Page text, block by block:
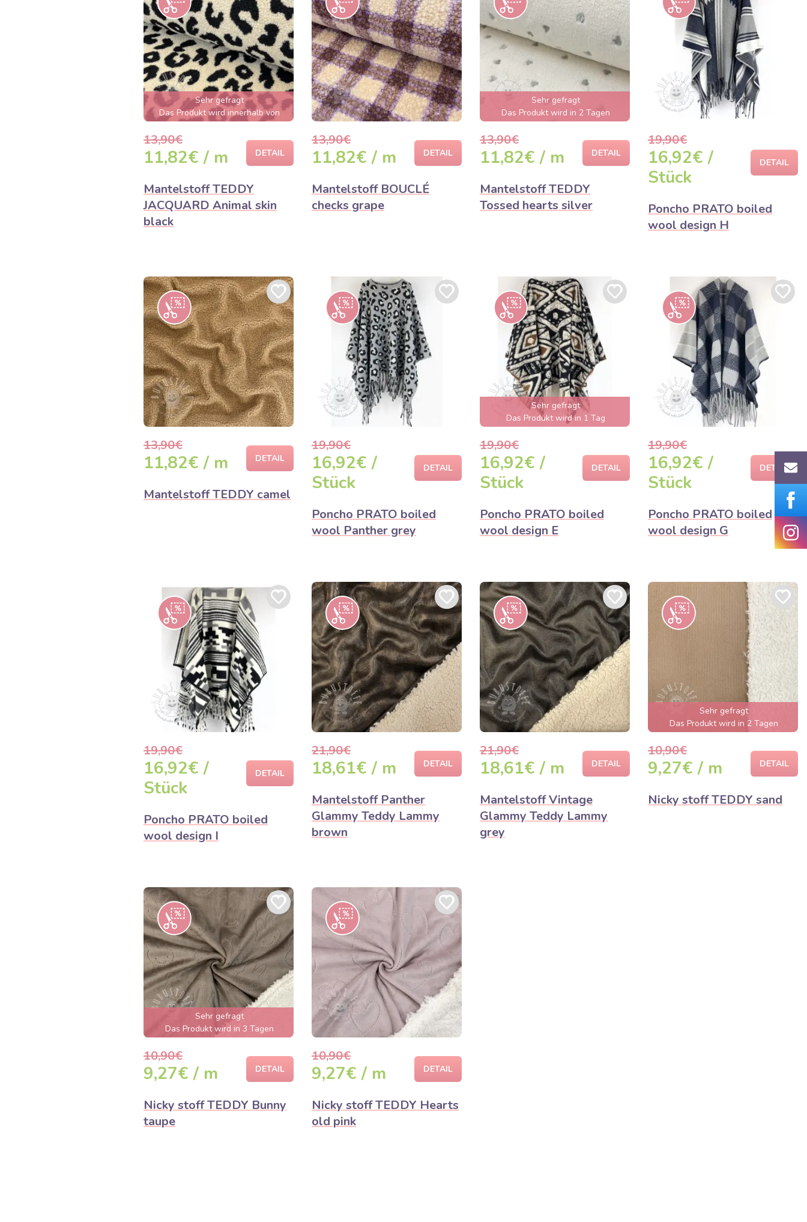
Sehr gefragt
Das Produkt wird innerhalb von
wenigen Stunden ausverkauft sein
13,90€
11,82€ / m DETAIL
Mantelstoff TEDDY
JACQUARD Animal skin
black
13,90€
11,82€ / m DETAIL
Mantelstoff BOUCLÉ
checks grape
Sehr gefragt
Das Produkt wird in 2 Tagen
ausverkauft sein
13,90€
11,82€ / m DETAIL
Mantelstoff TEDDY
Tossed hearts silver
19,90€
16,92€ /
Stück
DETAIL
Poncho PRATO boiled
wool design H
13,90€
11,82€ / m DETAIL
Mantelstoff TEDDY camel
19,90€
16,92€ /
Stück
DETAIL
Poncho PRATO boiled
wool Panther grey
Sehr gefragt
Das Produkt wird in 1 Tag
ausverkauft sein
19,90€
16,92€ /
Stück
DETAIL
Poncho PRATO boiled
wool design E
19,90€
16,92€ /
Stück
DETAIL
Poncho PRATO boiled
wool design G
19,90€
16,92€ /
Stück
DETAIL
Poncho PRATO boiled
wool design I
21,90€
18,61€ / m DETAIL
Mantelstoff Panther
Glammy Teddy Lammy
brown
21,90€
18,61€ / m DETAIL
Mantelstoff Vintage
Glammy Teddy Lammy
grey
Sehr gefragt
Das Produkt wird in 2 Tagen
ausverkauft sein
10,90€
9,27€ / m DETAIL
Nicky stoff TEDDY sand
Sehr gefragt
Das Produkt wird in 3 Tagen
ausverkauft sein
10,90€
9,27€ / m DETAIL
Nicky stoff TEDDY Bunny
taupe
10,90€
9,27€ / m DETAIL
Nicky stoff TEDDY Hearts
old pink